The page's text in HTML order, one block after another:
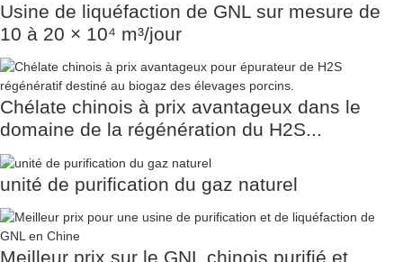
Usine de liquéfaction de GNL sur mesure de
10 à 20 × 10⁴ m³/jour
Chélate chinois à prix avantageux dans le
domaine de la régénération du H2S...
unité de purification du gaz naturel
Meilleur prix sur le GNL chinois purifié et